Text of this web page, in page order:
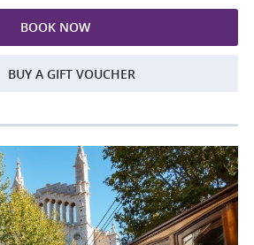
BOOK NOW
BUY A GIFT VOUCHER